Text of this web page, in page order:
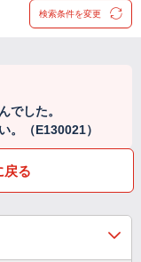
検索条件を変更
でした。
。（E130021）
戻る